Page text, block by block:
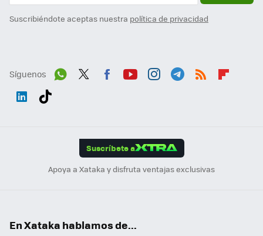
Suscribiéndote aceptas nuestra política de privacidad
Síguenos
Suscríbete a
Apoya a Xataka y disfruta ventajas exclusivas
En Xataka hablamos de...